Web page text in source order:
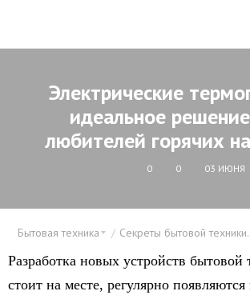
Электрические
идеальное
любителей горячих
0 0 03 ИЮНЯ
Бытовая техника Секреты бытовой
Разработка новых устройств бытовой
стоит на месте, регулярно